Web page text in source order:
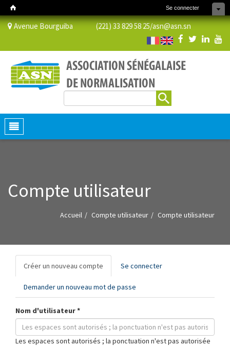
Se connecter
Avenue Bourguiba (221) 33 829 58 25/asn@asn.sn
Formulaire de recherche
Toggle
navigation
Compte utilisateur
Accueil Compte utilisateur Compte utilisateur
Onglets
principaux
Créer un nouveau compte (onglet
actif)
Se connecter
Demander un nouveau mot de passe
Nom d'utilisateur*
Les espaces sont autorisés ; la ponctuation n'est pas autorisée